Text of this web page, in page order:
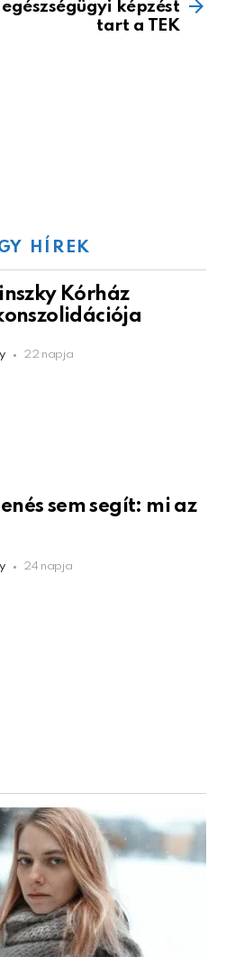
képzést
tart a TEK
HÍREK
Kórház
22 napja
sem segít: mi az
24 napja